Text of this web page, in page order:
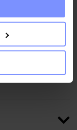
you agree?